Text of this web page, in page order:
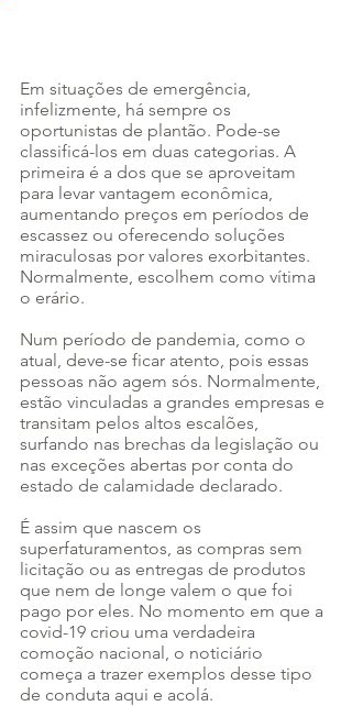
Em situações de emergência,
infelizmente, há sempre os
oportunistas de plantão. Pode-se
classificá-los em duas categorias. A
primeira é a dos que se aproveitam
para levar vantagem econômica,
aumentando preços em períodos de
escassez ou oferecendo soluções
miraculosas por valores exorbitantes.
Normalmente, escolhem como vítima
o erário.
Num período de pandemia, como o
atual, deve-se ficar atento, pois essas
pessoas não agem sós. Normalmente,
estão vinculadas a grandes empresas e
transitam pelos altos escalões,
surfando nas brechas da legislação ou
nas exceções abertas por conta do
estado de calamidade declarado.
É assim que nascem os
superfaturamentos, as compras sem
licitação ou as entregas de produtos
que nem de longe valem o que foi
pago por eles. No momento em que a
covid-19 criou uma verdadeira
comoção nacional, o noticiário
começa a trazer exemplos desse tipo
de conduta aqui e acolá.